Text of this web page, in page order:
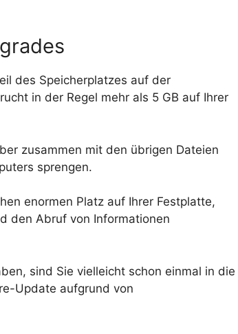
des Speicherplatzes auf der
in der Regel mehr als 5 GB auf Ihrer
zusammen mit den übrigen Dateien
sprengen.
enormen Platz auf Ihrer Festplatte,
den Abruf von Informationen
sind Sie vielleicht schon einmal in die
Update aufgrund von